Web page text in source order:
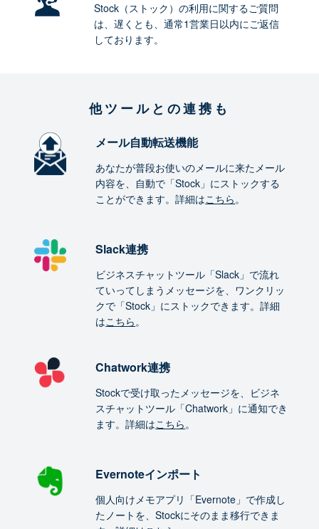
Stock（ストック）の利用に関するご質問
は、遅くとも、通常1営業日以内にご返信
しております。
他ツールとの連携も
メール自動転送機能
あなたが普段お使いのメールに来たメール
内容を、自動で「Stock」にストックする
ことができます。詳細はこちら。
Slack連携
ビジネスチャットツール「Slack」で流れ
ていってしまうメッセージを、ワンクリッ
クで「Stock」にストックできます。詳細
はこちら。
Chatwork連携
Stockで受け取ったメッセージを、ビジネ
スチャットツール「Chatwork」に通知でき
ます。詳細はこちら。
Evernoteインポート
個人向けメモアプリ「Evernote」で作成し
たノートを、Stockにそのまま移行できま